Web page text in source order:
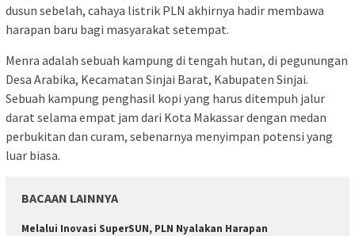
dusun sebelah, cahaya listrik PLN akhirnya hadir membawa
harapan baru bagi masyarakat setempat.
Menra adalah sebuah kampung di tengah hutan, di pegunungan
Desa Arabika, Kecamatan Sinjai Barat, Kabupaten Sinjai.
Sebuah kampung penghasil kopi yang harus ditempuh jalur
darat selama empat jam dari Kota Makassar dengan medan
perbukitan dan curam, sebenarnya menyimpan potensi yang
luar biasa.
BACAAN LAINNYA
Melalui Inovasi SuperSUN, PLN Nyalakan Harapan